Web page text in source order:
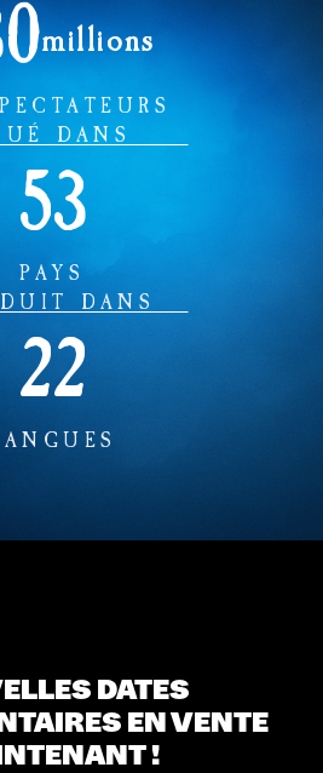
millions
DANS
53
PAYS
DANS
22
DATES
EN VENTE
!